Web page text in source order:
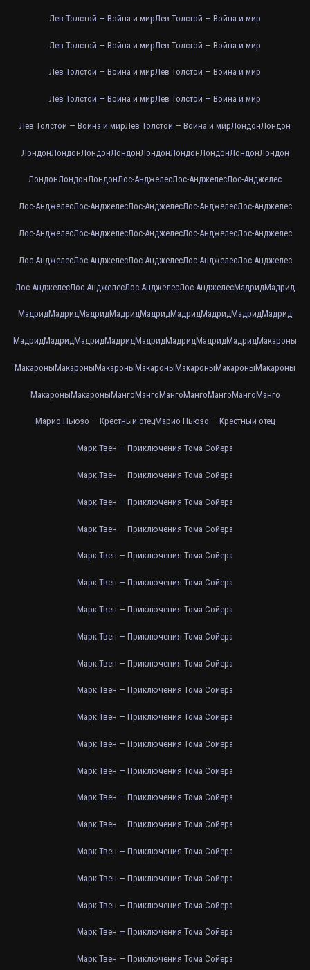
Лев Толстой — Война и мирЛев Толстой — Война и мир
Лев Толстой — Война и мирЛев Толстой — Война и мир
Лев Толстой — Война и мирЛев Толстой — Война и мир
Лев Толстой — Война и мирЛев Толстой — Война и мир
Лев Толстой — Война и мирЛев Толстой — Война и мирЛондонЛондон
ЛондонЛондонЛондонЛондонЛондонЛондонЛондонЛондонЛондон
ЛондонЛондонЛондонЛос-АнджелесЛос-АнджелесЛос-Анджелес
Лос-АнджелесЛос-АнджелесЛос-АнджелесЛос-АнджелесЛос-Анджелес
Лос-АнджелесЛос-АнджелесЛос-АнджелесЛос-АнджелесЛос-Анджелес
Лос-АнджелесЛос-АнджелесЛос-АнджелесЛос-АнджелесЛос-Анджелес
Лос-АнджелесЛос-АнджелесЛос-АнджелесЛос-АнджелесМадридМадрид
МадридМадридМадридМадридМадридМадридМадридМадридМадрид
МадридМадридМадридМадридМадридМадридМадридМадридМакароны
МакароныМакароныМакароныМакароныМакароныМакароныМакароны
МакароныМакароныМангоМангоМангоМангоМангоМангоМанго
Марио Пьюзо — Крёстный отецМарио Пьюзо — Крёстный отец
Марк Твен — Приключения Тома Сойера
Марк Твен — Приключения Тома Сойера
Марк Твен — Приключения Тома Сойера
Марк Твен — Приключения Тома Сойера
Марк Твен — Приключения Тома Сойера
Марк Твен — Приключения Тома Сойера
Марк Твен — Приключения Тома Сойера
Марк Твен — Приключения Тома Сойера
Марк Твен — Приключения Тома Сойера
Марк Твен — Приключения Тома Сойера
Марк Твен — Приключения Тома Сойера
Марк Твен — Приключения Тома Сойера
Марк Твен — Приключения Тома Сойера
Марк Твен — Приключения Тома Сойера
Марк Твен — Приключения Тома Сойера
Марк Твен — Приключения Тома Сойера
Марк Твен — Приключения Тома Сойера
Марк Твен — Приключения Тома Сойера
Марк Твен — Приключения Тома Сойера
Марк Твен — Приключения Тома Сойера